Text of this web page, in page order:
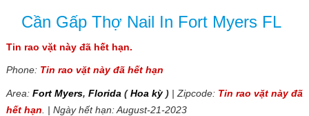
Cần Gấp Thợ Nail In Fort Myers FL
Tin rao vặt này đã hết hạn.
Phone: Tin rao vặt này đã hết hạn
Area: Fort Myers, Florida (Hoa kỳ)| Zipcode: Tin rao vặt này đã
hết hạn . | Ngày hết hạn: August-21-2023